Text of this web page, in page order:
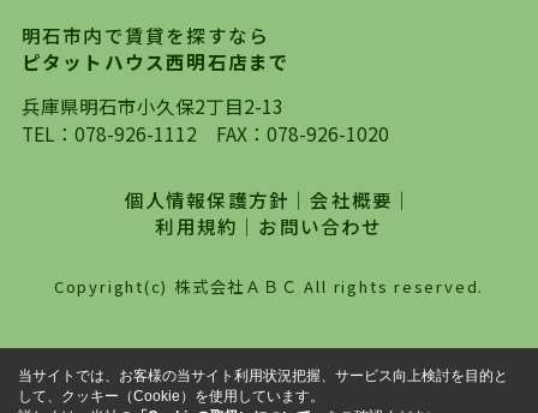
自身でインターネットを利用し、理想のお部屋を
探していただき、選択していただいた物件情報に
対して、専門知識を持ったスタッフがサポートさ
せていただくスタイルを心がけております。私た
は、一度だけでは終わらない、お客様との末長い
お付き合いです。初めての一人暮らしから、就
職・ご結婚・売買物件の購入、などなど一生涯に
わたる、良きアドバイザーとして、地域に密着し
た営業スタイルで様々なお役立ちができればと強
わせください。
明石市内で賃貸を探すなら
ピタットハウス西明石店まで
兵庫県明石市小久保2丁目2-13
TEL： 078-926-1112 FAX：078-926-1020
個人情報保護方針 ｜会社概要 ｜
利用規約 ｜ お問い合わせ
Copyright(c) 株式会社ＡＢＣ All rights reserved.
当サイトでは、お客様の当サイト利用状況把握、サービス向上検討を目的と
して、クッキー（Cookie）を使用しています。